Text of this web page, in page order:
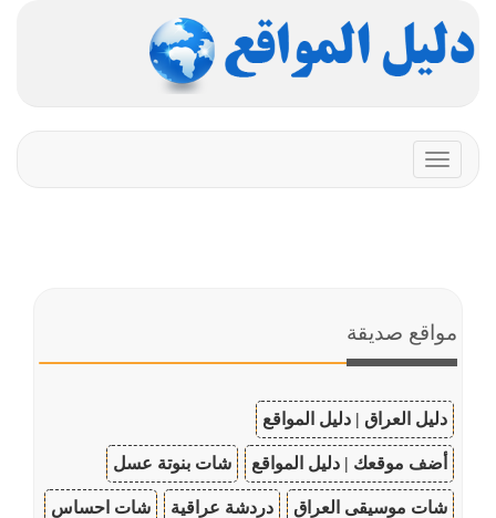
Toggle
navigation
مواقع صديقة
دليل العراق | دليل المواقع
أضف موقعك | دليل المواقع شات بنوتة عسل
شات موسيقى العراق دردشة عراقية شات احساس